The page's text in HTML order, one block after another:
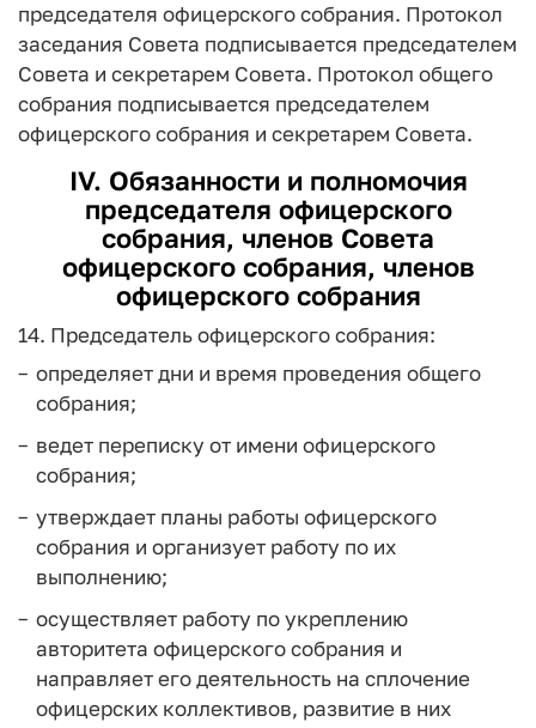
председателя офицерского собрания. Протокол
заседания Совета подписывается председателем
Совета и секретарем Совета. Протокол общего
собрания подписывается председателем
офицерского собрания и секретарем Совета.
IV. Обязанности и полномочия
председателя офицерского
собрания, членов Совета
офицерского собрания, членов
офицерского собрания
14. Председатель офицерского собрания:
определяет дни и время проведения общего
собрания;
ведет переписку от имени офицерского
собрания;
утверждает планы работы офицерского
собрания и организует работу по их
выполнению;
осуществляет работу по укреплению
авторитета офицерского собрания и
направляет его деятельность на сплочение
офицерских коллективов, развитие в них